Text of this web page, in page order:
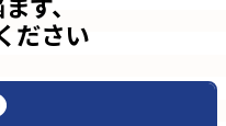
ださい